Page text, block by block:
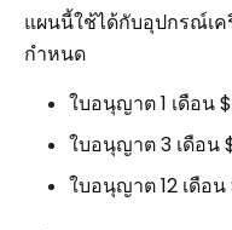
แผนนี้ใช้ได้กับอุปกรณ์เ
กำหนด
ใบอนุญาต 1 เดือน
ใบอนุญาต 3 เดือน
ใบอนุญาต 12 เดือน